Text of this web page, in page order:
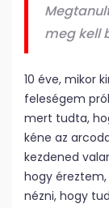
meg kell
10 éve, mikor
feleségem
mert tudta,
kéne az
kezdened
hogy
nézni, hogy